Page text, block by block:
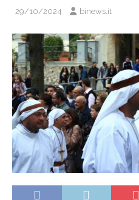
29/10/2024 binews.it